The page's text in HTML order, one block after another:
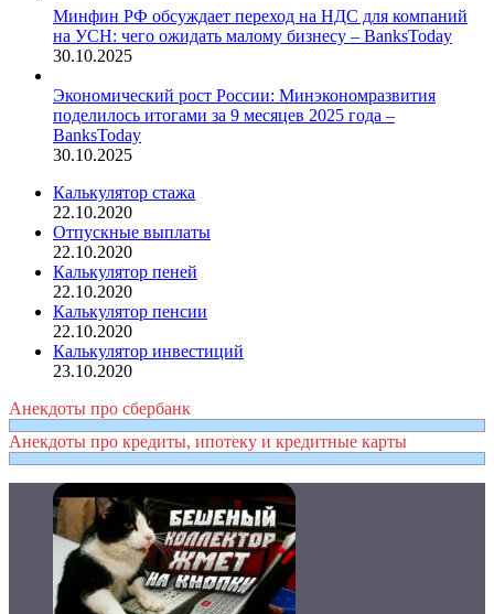
Минфин РФ обсуждает переход на НДС для компаний
на УСН: чего ожидать малому бизнесу – BanksToday
30.10.2025
Экономический рост России: Минэкономразвития
поделилось итогами за 9 месяцев 2025 года –
BanksToday
30.10.2025
Калькулятор стажа
22.10.2020
Отпускные выплаты
22.10.2020
Калькулятор пеней
22.10.2020
Калькулятор пенсии
22.10.2020
Калькулятор инвестиций
23.10.2020
Анекдоты про сбербанк
Анекдоты про кредиты, ипотеку и кредитные карты